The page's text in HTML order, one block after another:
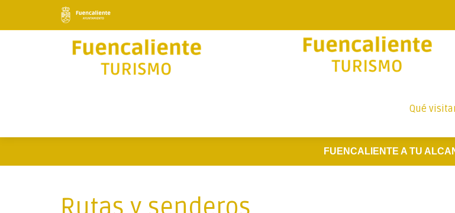
Qué
FUENCALIENTE A TU